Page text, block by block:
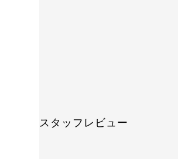
スタッフレビュー